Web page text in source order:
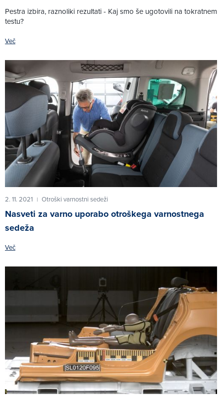
Pestra izbira, raznoliki rezultati - Kaj smo še ugotovili na tokratnem
testu?
Več
2. 11. 2021 | Otroški varnostni sedeži
Nasveti za varno uporabo otroškega varnostnega
sedeža
Več